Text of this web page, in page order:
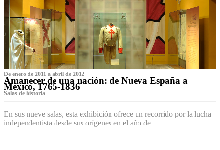
De enero de 2011 a abril de 2012
Amanecer de una nación: de Nueva España a
México, 1765-1836
Salas de historia
En sus nueve salas, esta exhibición ofrece un recorrido por la lucha
independentista desde sus orígenes en el año de…